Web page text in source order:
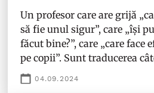
Un profesor care are grijă
să fie unul sigur”, care „își
făcut bine?”, care „care face
pe copii”. Sunt traducerea
04.09.2024